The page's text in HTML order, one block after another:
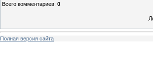
Всего комментариев: 0
Полная версия сайта